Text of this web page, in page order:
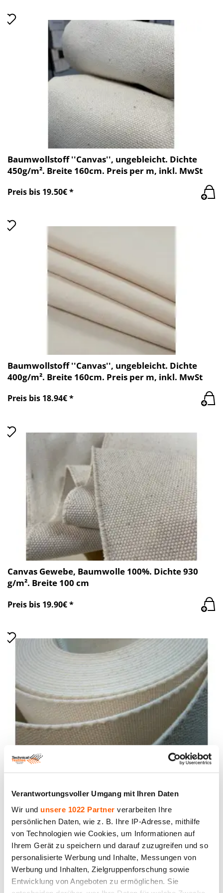
Verantwortungsvoller Umgang mit Ihren Daten
Wir und unsere 1022 Partner verarbeiten Ihre
persönlichen Daten, wie z. B. Ihre IP-Adresse, mithilfe
von Technologien wie Cookies, um Informationen auf
Ihrem Gerät zu speichern und darauf zuzugreifen und so
personalisierte Werbung und Inhalte, Messungen von
Werbung und Inhalten, Zielgruppenforschung sowie
Entwicklung von Angeboten zu ermöglichen. Sie
Baumwollstoff ''Canvas'', ungebleicht. Dichte
450g/m². Breite 160cm. Preis per m, inkl. MwSt
Preis bis 19.50€ *
Baumwollstoff ''Canvas'', ungebleicht. Dichte
400g/m². Breite 160cm. Preis per m, inkl. MwSt
Preis bis 18.94€ *
Canvas Gewebe, Baumwolle 100%. Dichte 930
g/m². Breite 100 cm
Preis bis 19.90€ *
g/m². Breite 110 cm
Preis bis 19.90€ *